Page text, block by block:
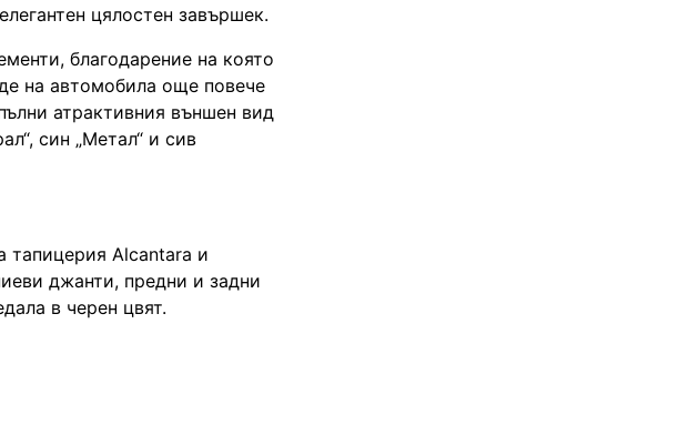
цялостен завършек.
благодарение на която
на автомобила още повече
атрактивния външен вид
син „Метал“ и сив
тапицерия Alcantara и
джанти, предни и задни
в черен цвят.